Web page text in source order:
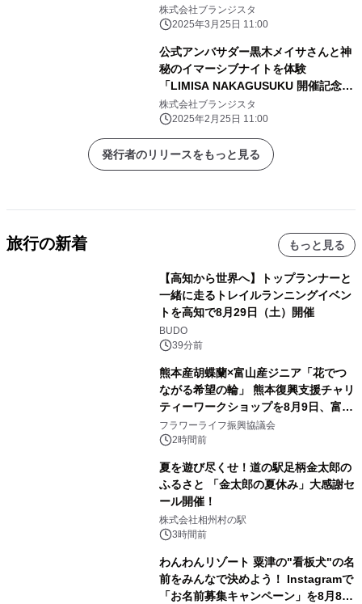
「月刊 旅色」4月号公開
株式会社ブランジスタ
2025年3月25日 11:00
公式アンバサダー黒木メイサさんと神
秘のイマーシブナイトを体験
「LIMISA NAKAGUSUKU 開催記念レ
セプション」実施レポート
株式会社ブランジスタ
2025年2月25日 11:00
発行者のリリースをもっと見る
旅行の新着 もっと見る
【高知から世界へ】トップランナーと
一緒に走るトレイルランニングイベン
トを高知で8月29日（土）開催
BUDO
39分前
熊本産胡蝶蘭×富山産ジニア「花でつ
ながる希望の輪」 熊本復興支援チャリ
ティーワークショップを8月9日、富
山・射水で開催
フラワーライフ振興協議会
2時間前
夏を遊び尽くせ！道の駅足柄金太郎の
ふるさと 「金太郎の夏休み」大感謝セ
ール開催！
株式会社相州村の駅
3時間前
わんわんリゾート 粟津の"看板犬"の名
前をみんなで決めよう！ Instagramで
「お名前募集キャンペーン」を8月8日